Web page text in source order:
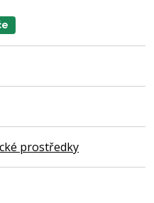
prostředky